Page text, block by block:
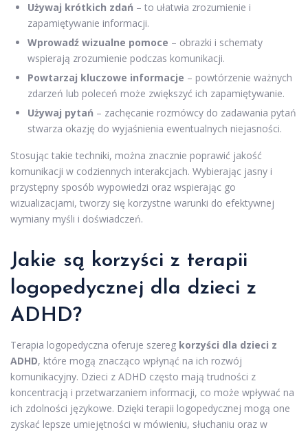
Używaj krótkich zdań – to ułatwia zrozumienie i
zapamiętywanie informacji.
Wprowadź wizualne pomoce – obrazki i schematy
wspierają zrozumienie podczas komunikacji.
Powtarzaj kluczowe informacje – powtórzenie ważnych
zdarzeń lub poleceń może zwiększyć ich zapamiętywanie.
Używaj pytań – zachęcanie rozmówcy do zadawania pytań
stwarza okazję do wyjaśnienia ewentualnych niejasności.
Stosując takie techniki, można znacznie poprawić jakość
komunikacji w codziennych interakcjach. Wybierając jasny i
przystępny sposób wypowiedzi oraz wspierając go
wizualizacjami, tworzy się korzystne warunki do efektywnej
wymiany myśli i doświadczeń.
Jakie są korzyści z terapii
logopedycznej dla dzieci z
ADHD?
Terapia logopedyczna oferuje szereg korzyści dla dzieci z
ADHD, które mogą znacząco wpłynąć na ich rozwój
komunikacyjny. Dzieci z ADHD często mają trudności z
koncentracją i przetwarzaniem informacji, co może wpływać na
ich zdolności językowe. Dzięki terapii logopedycznej mogą one
zyskać lepsze umiejętności w mówieniu, słuchaniu oraz w